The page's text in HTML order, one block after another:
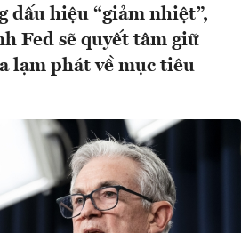
dấu hiệu “giảm nhiệt”,
Fed sẽ quyết tâm giữ
lạm phát về mục tiêu